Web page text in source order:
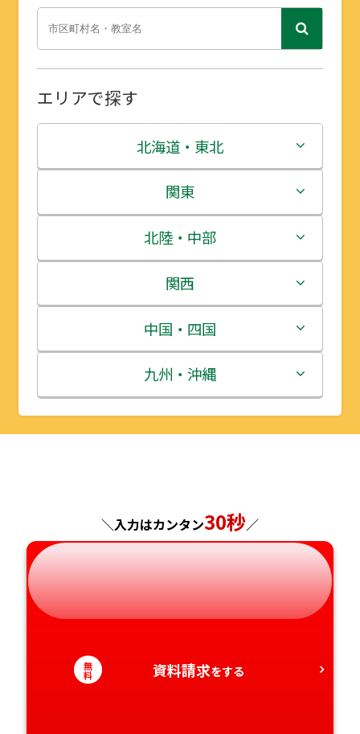
エリアで探す
北海道・東北
北海道
青森県
岩手県
宮城県
秋田県
山形県
関東
茨城県
栃木県
群馬県
埼玉県
千葉県
北陸・中部
新潟県
富山県
石川県
福井県
岐阜県
静岡県
関西
三重県
滋賀県
京都府
和歌山県
中国・四国
鳥取県
島根県
徳島県
九州・沖縄
福岡県
大分県
＼入力はカンタン30秒／
無
料 資料請求をする